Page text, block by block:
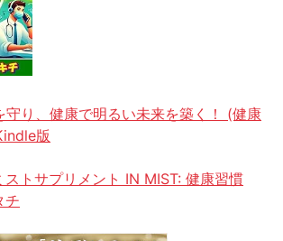
守り、健康で明るい未来を築く！ (健康
版
ストサプリメント IN MIST: 健康習慣
チ